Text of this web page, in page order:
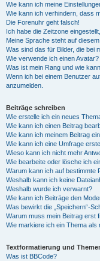
Wie kann ich meine
Wie kann ich verhindern, dass
Die Forenuhr geht falsch!
Ich habe die Zeitzone
Meine Sprache steht auf
Was sind das für Bilder, die bei
Wie verwende ich einen Avatar?
Was ist mein Rang und wie
Wenn ich bei einem Benutzer
anzumelden.
Beiträge schreiben
Wie erstelle ich ein neues
Wie kann ich einen Beitrag
Wie kann ich meinem Beitrag
Wie kann ich eine Umfrage
Wieso kann ich nicht mehr
Wie bearbeite oder lösche ich
Warum kann ich auf bestimmte
Weshalb kann ich keine
Weshalb wurde ich verwarnt?
Wie kann ich Beiträge den
Was bewirkt die „Speichern“-
Warum muss mein Beitrag erst
Wie markiere ich ein Thema als
Textformatierung und
Was ist BBCode?